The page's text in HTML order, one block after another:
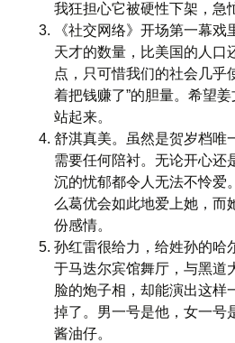
我狂担心它被硬性下架，急
《社交网络》开场第一幕戏
天才的数量，比美国的人口
点，只可惜我们的社会几乎
着把钱赚了”的胆量。希望
站起来。
舒淇真美。虽然是贺岁档唯
需要任何陪衬。无论开心还
沉的忧郁都令人无法不怜爱
么葛优会如此地爱上她，而
份感情。
孙红雷很给力，给姓孙的哈
于马迭尔宾馆舞厅，与黑道
脸的炮子相，却能演出这样
掉了。男一号是他，女一号
酱油仔。